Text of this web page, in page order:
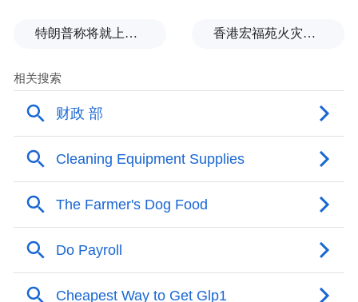
特朗普称将就上诉法院涉白宫宴会厅项目裁决提起上诉 香港宏福苑火灾跨部门调查最终报告：大火或由烟头引起